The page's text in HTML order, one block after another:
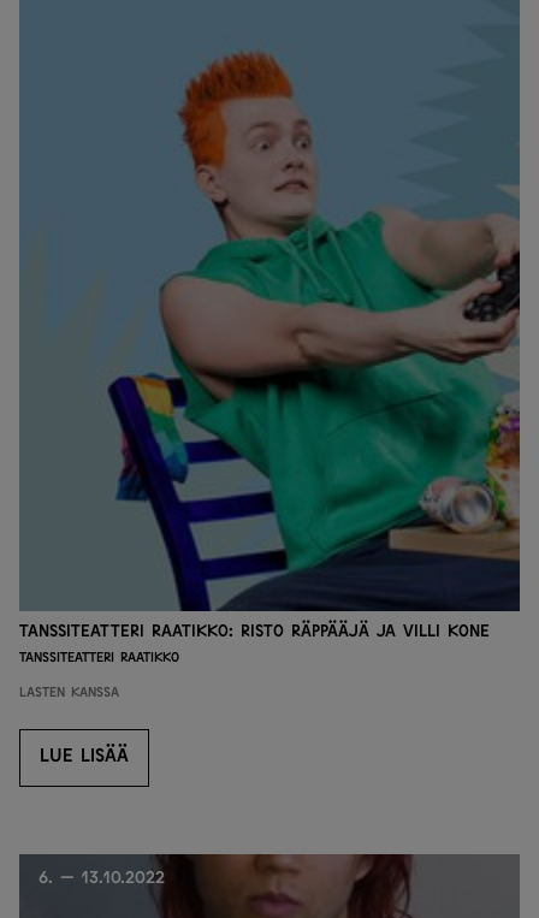
Tanssiteatteri Raatikko: Risto Räppääjä ja villi kone
Tanssiteatteri Raatikko
Lasten kanssa
LUE LISÄÄ
LUE LISÄÄ
6. — 13.10.2022